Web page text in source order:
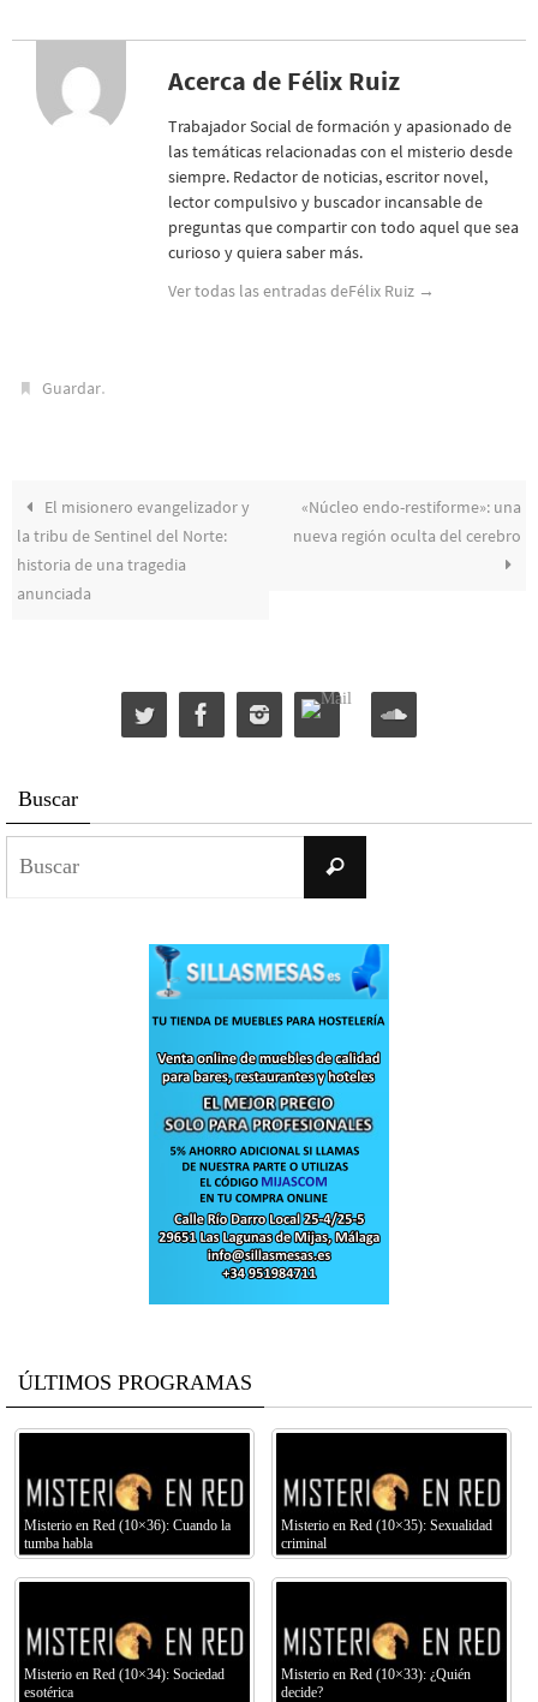
Acerca de Félix Ruiz
Trabajador Social de formación y apasionado de
las temáticas relacionadas con el misterio desde
siempre. Redactor de noticias, escritor novel,
lector compulsivo y buscador incansable de
preguntas que compartir con todo aquel que sea
curioso y quiera saber más.
Ver todas las entradas deFélix Ruiz →
Guardar.
El misionero evangelizador y
la tribu de Sentinel del Norte:
historia de una tragedia
anunciada
«Núcleo endo-restiforme»: una
nueva región oculta del cerebro
Buscar
Buscar
ÚLTIMOS PROGRAMAS
Misterio en Red (10×36): Cuando la
tumba habla
Misterio en Red (10×35): Sexualidad
criminal
Misterio en Red (10×34): Sociedad
esotérica
Misterio en Red (10×33): ¿Quién
decide?